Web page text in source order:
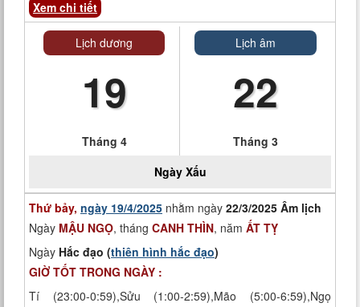
Xem chi tiết
Lịch dương
19
Tháng 4
Lịch âm
22
Tháng 3
Ngày Xấu
Thứ bảy, ngày 19/4/2025 nhằm ngày 22/3/2025 Âm lịch
Ngày MẬU NGỌ, tháng CANH THÌN, năm ẤT TỴ
Ngày Hắc đạo (thiên hình hắc đạo)
GIỜ TỐT TRONG NGÀY :
Tí (23:00-0:59),Sửu (1:00-2:59),Mão (5:00-6:59),Ngọ